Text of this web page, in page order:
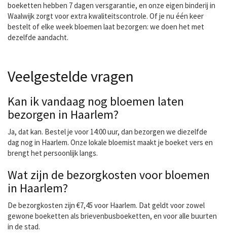
boeketten hebben 7 dagen versgarantie, en onze eigen binderij in
Waalwijk zorgt voor extra kwaliteitscontrole. Of je nu één keer
bestelt of elke week bloemen laat bezorgen: we doen het met
dezelfde aandacht.
Veelgestelde vragen
Kan ik vandaag nog bloemen laten
bezorgen in Haarlem?
Ja, dat kan. Bestel je voor 14:00 uur, dan bezorgen we diezelfde
dag nog in Haarlem. Onze lokale bloemist maakt je boeket vers en
brengt het persoonlijk langs.
Wat zijn de bezorgkosten voor bloemen
in Haarlem?
De bezorgkosten zijn €7,45 voor Haarlem. Dat geldt voor zowel
gewone boeketten als brievenbusboeketten, en voor alle buurten
in de stad.